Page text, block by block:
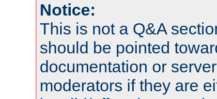
Notice:
This is not a Q&A
should be pointed
documentation or
moderators if they are